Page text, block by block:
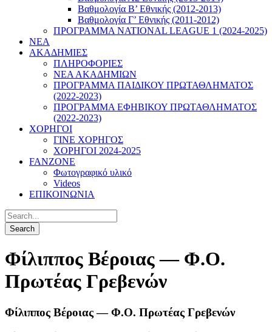
Βαθμολογία Β’ Εθνικής (2012-2013)
Βαθμολογία Γ’ Εθνικής (2011-2012)
ΠΡΟΓΡΑΜΜΑ NATIONAL LEAGUE 1 (2024-2025)
ΝΕΑ
ΑΚΑΔΗΜΙΕΣ
ΠΛΗΡΟΦΟΡΙΕΣ
ΝΕΑ ΑΚΑΔΗΜΙΩΝ
ΠΡΟΓΡΑΜΜΑ ΠΑΙΔΙΚΟΥ ΠΡΩΤΑΘΛΗΜΑΤΟΣ
(2022-2023)
ΠΡΟΓΡΑΜΜΑ ΕΦΗΒΙΚΟΥ ΠΡΩΤΑΘΛΗΜΑΤΟΣ
(2022-2023)
ΧΟΡΗΓΟΙ
ΓΙΝΕ ΧΟΡΗΓΟΣ
ΧΟΡΗΓΟΙ 2024-2025
FANZONE
Φωτογραφικό υλικό
Videos
ΕΠΙΚΟΙΝΩΝΙΑ
Φίλιππος Βέροιας — Φ.Ο.
Πρωτέας Γρεβενών
Φίλιππος Βέροιας — Φ.Ο. Πρωτέας Γρεβενών